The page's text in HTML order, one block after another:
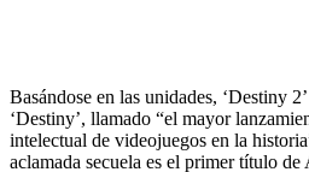
Basándose en las unidades, ‘Destiny
‘Destiny’, llamado “el mayor
intelectual de videojuegos en la
aclamada secuela es el primer título